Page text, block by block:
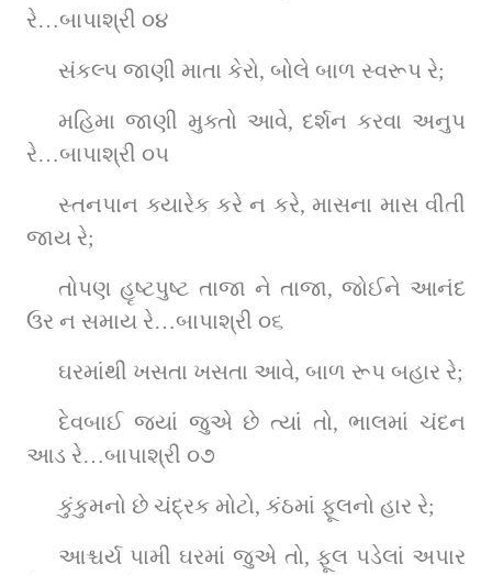
રે…બાપાશ્રી ૦૪
સંકલ્પ જાણી માતા કેરો, બોલે બાળ સ્વરૂપ રે;
મહિમા જાણી મુક્તો આવે, દર્શન કરવા અનુપ
રે…બાપાશ્રી ૦૫
સ્તનપાન ક્યારેક કરે ન કરે, માસના માસ વીતી
જાય રે;
તોપણ હૃષ્ટપુષ્ટ તાજા ને તાજા, જોઈને આનંદ
ઉર ન સમાય રે…બાપાશ્રી ૦૬
ઘરમાંથી ખસતા ખસતા આવે, બાળ રૂપ બહાર રે;
દેવબાઈ જ્યાં જુએ છે ત્યાં તો, ભાલમાં ચંદન
આડ રે…બાપાશ્રી ૦૭
કુંકુમનો છે ચંદ્રક મોટો, કંઠમાં ફૂલનો હાર રે;
આશ્ચર્ય પામી ઘરમાં જુએ તો, ફૂલ પડેલાં અપાર